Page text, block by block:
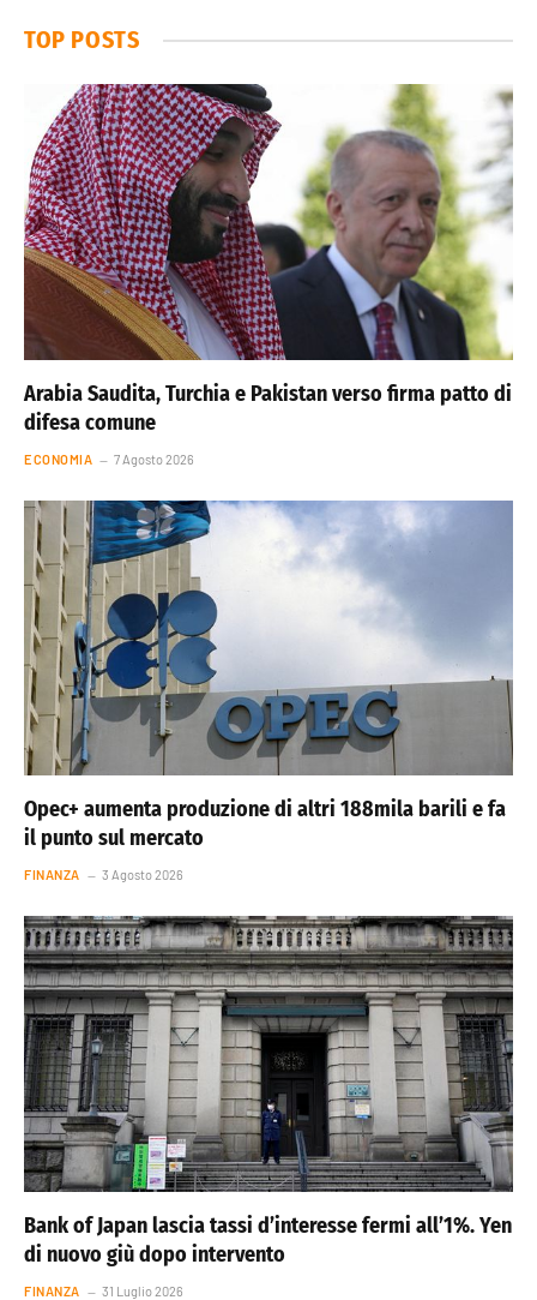
TOP POSTS
Arabia Saudita, Turchia e Pakistan verso firma patto di
difesa comune
ECONOMIA 7 Agosto 2026
Opec+ aumenta produzione di altri 188mila barili e fa
il punto sul mercato
FINANZA 3 Agosto 2026
Bank of Japan lascia tassi d’interesse fermi all’1%. Yen
di nuovo giù dopo intervento
FINANZA 31 Luglio 2026